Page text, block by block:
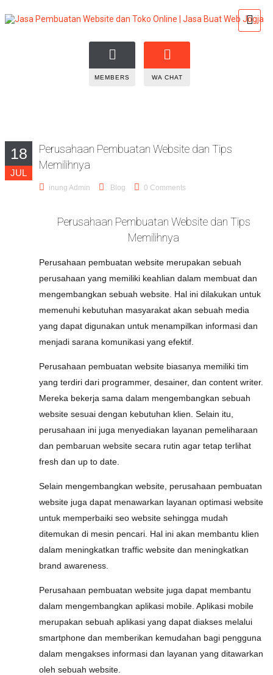
MEMBERS WA CHAT
18
JUL
Perusahaan Pembuatan Website dan Tips
Memilihnya
inung Admin Blog 0 Comments
Perusahaan Pembuatan Website dan Tips
Memilihnya
Perusahaan pembuatan website merupakan sebuah
perusahaan yang memiliki keahlian dalam membuat dan
mengembangkan sebuah website. Hal ini dilakukan untuk
memenuhi kebutuhan masyarakat akan sebuah media
yang dapat digunakan untuk menampilkan informasi dan
menjadi sarana komunikasi yang efektif.
Perusahaan pembuatan website biasanya memiliki tim
yang terdiri dari programmer, desainer, dan content writer.
Mereka bekerja sama dalam mengembangkan sebuah
website sesuai dengan kebutuhan klien. Selain itu,
perusahaan ini juga menyediakan layanan pemeliharaan
dan pembaruan website secara rutin agar tetap terlihat
fresh dan up to date.
Selain mengembangkan website, perusahaan pembuatan
website juga dapat menawarkan layanan optimasi website
untuk memperbaiki seo website sehingga mudah
ditemukan di mesin pencari. Hal ini akan membantu klien
dalam meningkatkan traffic website dan meningkatkan
brand awareness.
Perusahaan pembuatan website juga dapat membantu
dalam mengembangkan aplikasi mobile. Aplikasi mobile
merupakan sebuah aplikasi yang dapat diakses melalui
smartphone dan memberikan kemudahan bagi pengguna
dalam mengakses informasi dan layanan yang ditawarkan
oleh sebuah website.